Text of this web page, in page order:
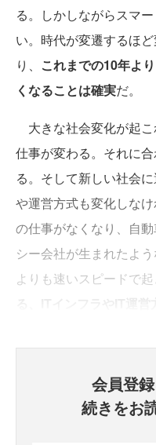
る。しかしながらスマ
い。時代が変遷するほ
り、 これまでの10年よ
くなることは確実だ。
大きな社会変化が起こ
仕事が変わる。それに
る。そして新しい社会
や運営方式も変化しな
の仕事がなくなり、自
シー会社が生まれたよ
よりも速いスピードで起
会員登録
続きをお